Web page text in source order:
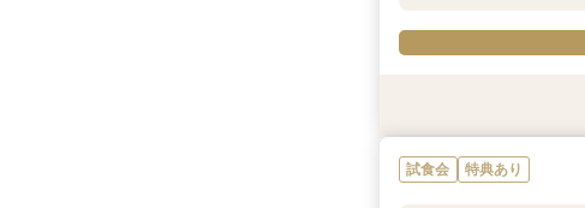
試食会 特典あり